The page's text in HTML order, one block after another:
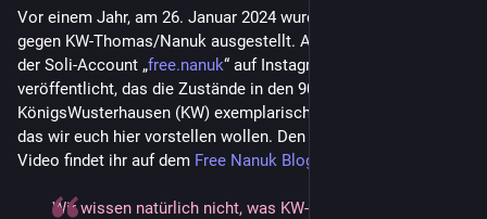
Vor einem Jahr, am 26. Januar 2024 wurde der Haftbefehl
gegen KW-Thomas/Nanuk ausgestellt. Aus diesem Anlass hat
der Soli-Account „free.nanuk“ auf Instagram dieses Video
veröffentlicht, das die Zustände in den 90er und 00er Jahren in
KönigsWusterhausen (KW) exemplarisch nachzeichnet und
das wir euch hier vorstellen wollen. Den gesamten Text zum
Video findet ihr auf dem Free Nanuk Blog
Wir wissen natürlich nicht, was KW-Thomas gemacht